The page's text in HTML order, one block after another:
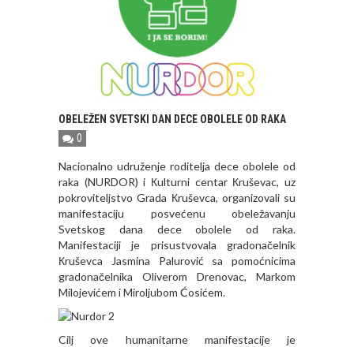
OBELEŽEN SVETSKI DAN DECE OBOLELE OD RAKA
0
Nacionalno udruženje roditelja dece obolele od
raka (NURDOR) i Кulturni centar Кruševac, uz
pokroviteljstvo Grada Кruševca, organizovali su
manifestaciju posvećenu obeležavanju
Svetskog dana dece obolele od raka.
Manifestaciji je prisustvovala gradonačelnik
Кruševca Jasmina Palurović sa pomoćnicima
gradonačelnika Oliverom Drenovac, Markom
Milojevićem i Miroljubom Ćosićem.
Cilj ove humanitarne manifestacije je